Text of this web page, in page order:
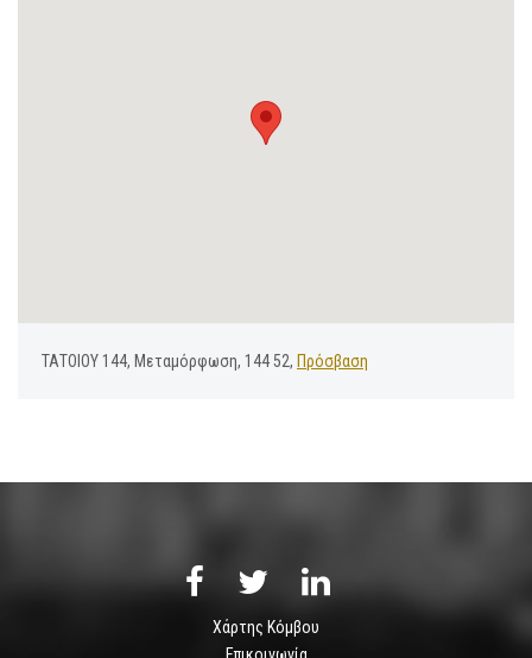
ΤΑΤΟΙΟΥ 144, Μεταμόρφωση, 144 52, Πρόσβαση
Χάρτης Κόμβου
Επικοινωνία